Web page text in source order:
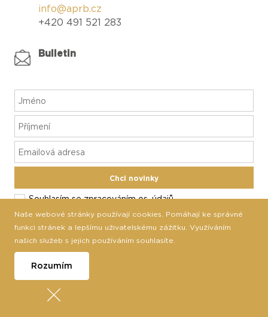
info@aprb.cz
+420 491 521 283
Bulletin
Chci novinky
Souhlasím sezpracováním os. údajů
Naše webové stránky používají cookies. Pomáhají ke správné
funkci stránek a lepšímu uživatelskému zážitku. Využíváním
našich služeb s jejich používáním souhlasíte.
Rozumím